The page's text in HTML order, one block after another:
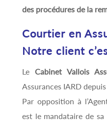
des procédures de la
Courtier en
Notre client
LeCabinet Vallois
Assurances IARD
Par opposition à
est le mandataire de sa